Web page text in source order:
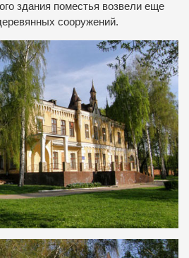
здания поместья возвели еще
сооружений.